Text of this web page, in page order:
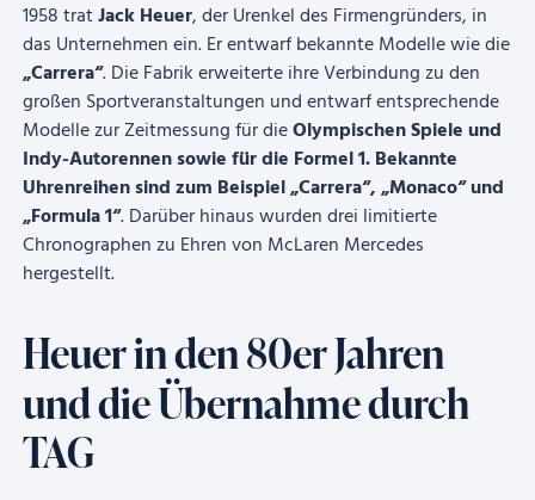
1958 tratJack Heuer, der Urenkel des Firmengründers, in
das Unternehmen ein. Er entwarf bekannte Modelle wie die
„Carrera“. Die Fabrik erweiterte ihre Verbindung zu den
großen Sportveranstaltungen und entwarf entsprechende
Modelle zur Zeitmessung für dieOlympischen Spiele und
Indy-Autorennen sowie für die Formel 1. Bekannte
Uhrenreihen sind zum Beispiel „Carrera“, „Monaco“ und
„Formula 1“. Darüber hinaus wurden drei limitierte
Chronographen zu Ehren von McLaren Mercedes
hergestellt.
Heuer in den 80er Jahren
und die Übernahme durch
TAG